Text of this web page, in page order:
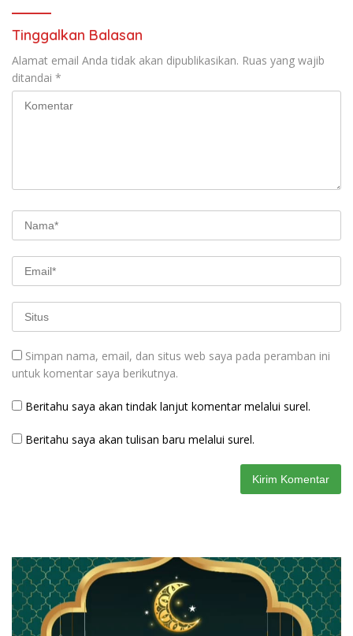
Tahun 2025
Tinggalkan Balasan
Alamat email Anda tidak akan dipublikasikan. Ruas yang wajib
ditandai *
Simpan nama, email, dan situs web saya pada peramban ini
untuk komentar saya berikutnya.
Beritahu saya akan tindak lanjut komentar melalui surel.
Beritahu saya akan tulisan baru melalui surel.